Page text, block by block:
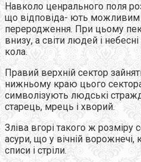
Навколо ценрального поля
що відповіда- ють
переродження. При цьому
внизу, а світи людей і
кола.
Правий верхній сектор
нижньому краю цього
символізують людські
старець, мрець і хворий.
Зліва вгорі такого ж розміру
асури, що у вічній
списи і стріли.